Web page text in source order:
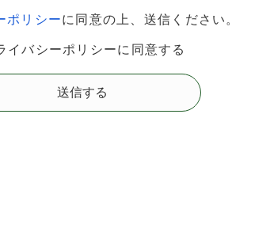
ポリシーに同意の上、送信ください。
イバシーポリシーに同意する